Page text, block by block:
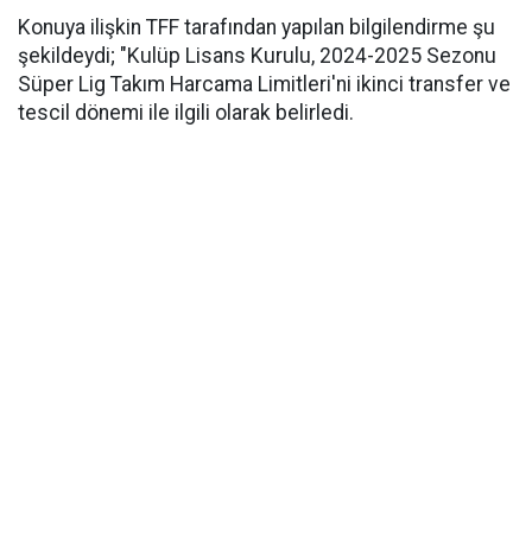
Konuya ilişkin TFF tarafından yapılan bilgilendirme şu
şekildeydi; "Kulüp Lisans Kurulu, 2024-2025 Sezonu
Süper Lig Takım Harcama Limitleri'ni ikinci transfer ve
tescil dönemi ile ilgili olarak belirledi.